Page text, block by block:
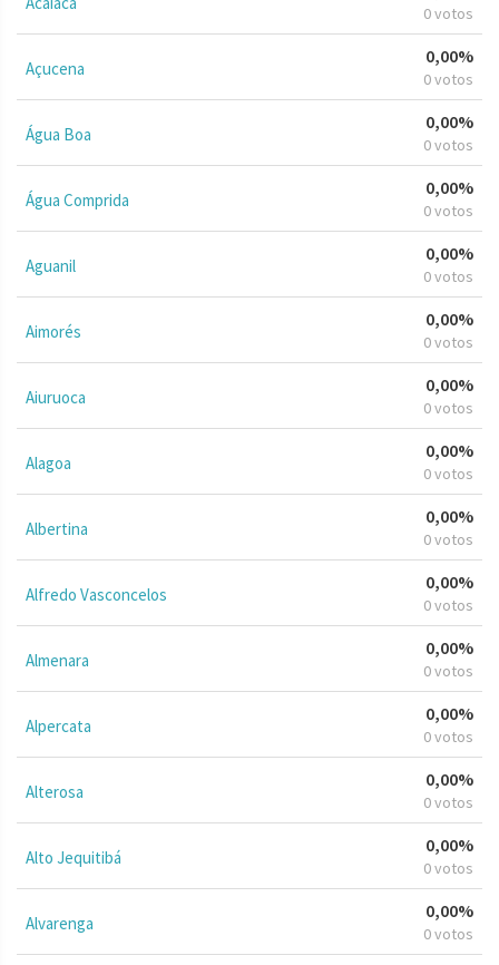
0 votos
Açucena
0,00%
0 votos
Água Boa
0,00%
0 votos
Água Comprida
0,00%
0 votos
Aguanil
0,00%
0 votos
Aimorés
0,00%
0 votos
Aiuruoca
0,00%
0 votos
Alagoa
0,00%
0 votos
Albertina
0,00%
0 votos
Alfredo Vasconcelos
0,00%
0 votos
Almenara
0,00%
0 votos
Alpercata
0,00%
0 votos
Alterosa
0,00%
0 votos
Alto Jequitibá
0,00%
0 votos
Alvarenga
0,00%
0 votos